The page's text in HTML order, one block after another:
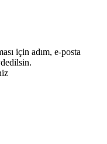
için adım, e-posta